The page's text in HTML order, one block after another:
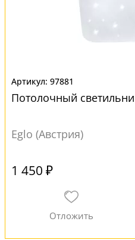
97881
Потолочный
Eglo (Австрия)
1 450 ₽